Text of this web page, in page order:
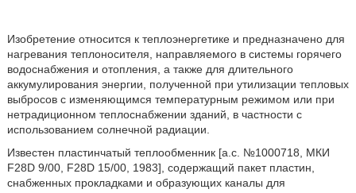
Изобретение относится к теплоэнергетике и предназначено для
нагревания теплоносителя, направляемого в системы горячего
водоснабжения и отопления, а также для длительного
аккумулирования энергии, полученной при утилизации тепловых
выбросов с изменяющимся температурным режимом или при
нетрадиционном теплоснабжении зданий, в частности с
использованием солнечной радиации.
Известен пластинчатый теплообменник [а.с. №1000718, МКИ
F28D 9/00, F28D 15/00, 1983], содержащий пакет пластин,
снабженных прокладками и образующих каналы для